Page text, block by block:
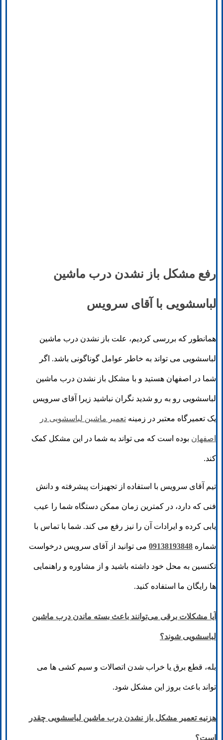
رفع مشکل باز نشدن درب ماشین
لباسشویی با آقای سرویس
همانطور که بررسی کردیم، علت باز نشدن درب ماشین
لباسشویی می تواند به خاطر عوامل گوناگونی باشد. اگر
شما در اصفهان هستید و با مشکل باز نشدن درب ماشین
لباسشویی رو به رو شدید نگران نباشید زیرا آقای سرویس
یک تعمیرگاه معتبر در زمینه تعمیر ماشین لباسشویی در
اصفهان بوده است که می تواند به شما در این مشکل کمک
کند.
تیم آقای سرویس با استفاده از تجهیزات پیشرفته و دانش
فنی که دارد، در کمترین زمان ممکن دستگاه شما را عیب
یابی کرده و ایرادات آن را نیز رفع می کند. شما با تماس با
شماره 09138193848 می توانید از آقای سرویس درخواست
تکنسین به محل خود داشته باشید و از مشاوره و راهنمایی
ها رایگان ما استفاده کنید.
آیا مشکلات برقی می‌توانند باعث بسته ماندن درب ماشین
لباسشویی شوند؟
بله، قطع برق یا خراب شدن اتصالات و سیم کشی ها می
تواند باعث بروز این مشکل شود.
هزنیه تعمیر مشکل باز نشدن درب ماشین لباسشویی چقدر
است؟